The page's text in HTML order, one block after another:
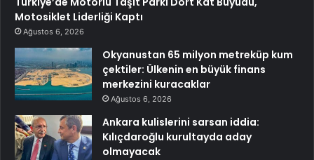
Motosiklet Liderliği Kaptı
Ağustos 6, 2026
Okyanustan 65 milyon metreküp kum
çektiler: Ülkenin en büyük finans
merkezini kuracaklar
Ağustos 6, 2026
Ankara kulislerini sarsan iddia:
Kılıçdaroğlu kurultayda aday
olmayacak